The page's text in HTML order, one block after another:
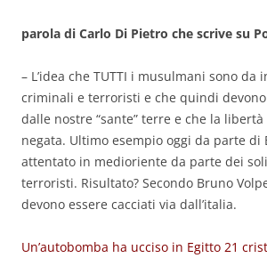
parola di Carlo Di Pietro che scrive su
– L’idea che TUTTI i musulmani sono da
criminali e terroristi e che quindi devono
dalle nostre “sante” terre e che la
negata. Ultimo esempio oggi da parte di
attentato in medioriente da parte dei
terroristi. Risultato? Secondo Bruno
devono essere cacciati via dall’italia.
Un’autobomba ha ucciso in Egitto 21